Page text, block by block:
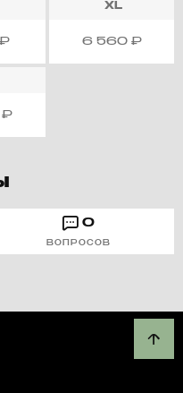
₽
XL
6 560 ₽
₽
0
ВОПРОСОВ